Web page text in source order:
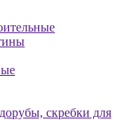
скребки для